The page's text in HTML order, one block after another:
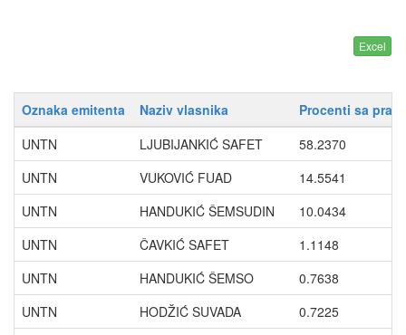
Oznaka emitenta Naziv vlasnika
Procenti sa
UNTN
LJUBIJANKIĆ SAFET
58.2370
UNTN
VUKOVIĆ FUAD
14.5541
UNTN
HANDUKIĆ ŠEMSUDIN
10.0434
UNTN
ČAVKIĆ SAFET
1.1148
UNTN
HANDUKIĆ ŠEMSO
0.7638
UNTN
HODŽIĆ SUVADA
0.7225